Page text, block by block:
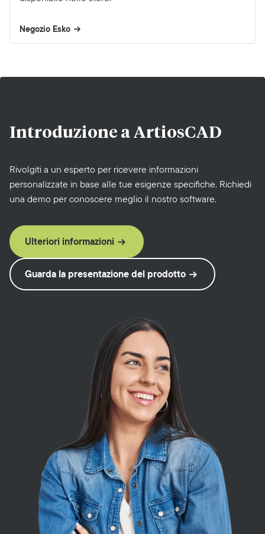
Negozio Esko
Introduzione a ArtiosCAD
Rivolgiti a un esperto per ricevere informazioni
personalizzate in base alle tue esigenze specifiche. Richiedi
una demo per conoscere meglio il nostro software.
Ulteriori informazioni
Guarda la presentazione del prodotto